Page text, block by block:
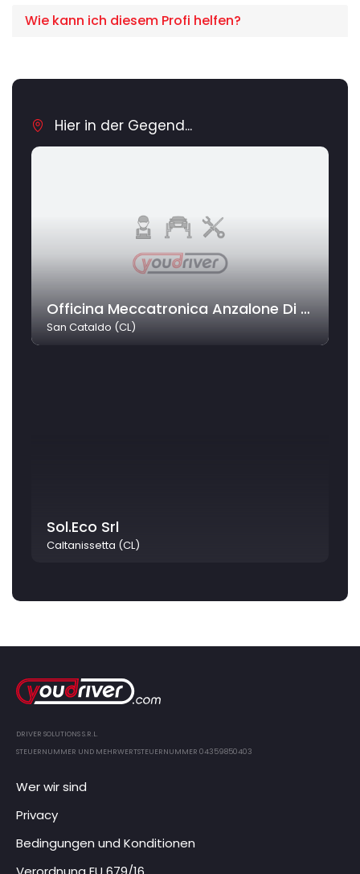
Wie kann ich diesem Profi helfen?
Hier in der Gegend...
Officina Meccatronica Anzalone Di Anzalone Salvatore
San Cataldo (CL)
Sol.Eco Srl
Caltanissetta (CL)
DRIVER SOLUTIONS S.R.L.
STEUERNUMMER UND MEHRWERTSTEUERNUMMER 04359850403
Wer wir sind
Privacy
Bedingungen und Konditionen